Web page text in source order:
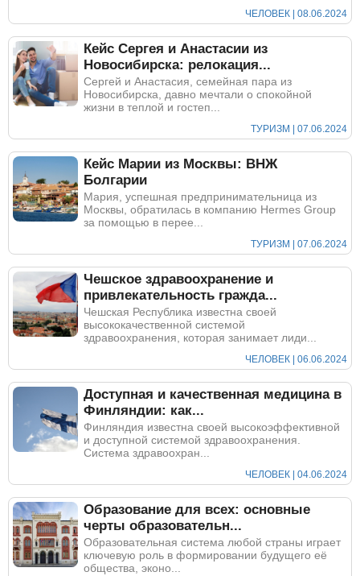
ЧЕЛОВЕК | 08.06.2024
Кейс Сергея и Анастасии из
Новосибирска: релокация...
Сергей и Анастасия, семейная пара из
Новосибирска, давно мечтали о спокойной
жизни в теплой и гостеп...
ТУРИЗМ | 07.06.2024
Кейс Марии из Москвы: ВНЖ
Болгарии
Мария, успешная предпринимательница из
Москвы, обратилась в компанию Hermes Group
за помощью в перее...
ТУРИЗМ | 07.06.2024
Чешское здравоохранение и
привлекательность гражда...
Чешская Республика известна своей
высококачественной системой
здравоохранения, которая занимает лиди...
ЧЕЛОВЕК | 06.06.2024
Доступная и качественная медицина в
Финляндии: как...
Финляндия известна своей высокоэффективной
и доступной системой здравоохранения.
Система здравоохран...
ЧЕЛОВЕК | 04.06.2024
Образование для всех: основные
черты образовательн...
Образовательная система любой страны играет
ключевую роль в формировании будущего её
общества, эконо...